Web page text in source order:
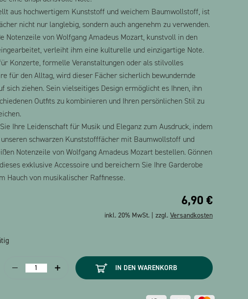
aus hochwertigem Kunststoff und weichem Baumwollstoff, ist
nicht nur langlebig, sondern auch angenehm zu verwenden.
Notenzeile von Wolfgang Amadeus Mozart, kunstvoll in den
verleiht ihm eine kulturelle und einzigartige Note.
Konzerte, formelle Veranstaltungen oder als stilvolles
für den Alltag, wird dieser Fächer sicherlich bewundernde
sich ziehen. Sein vielseitiges Design ermöglicht es Ihnen, ihn
Outfits zu kombinieren und Ihren persönlichen Stil zu
Ihre Leidenschaft für Musik und Eleganz zum Ausdruck, indem
schwarzen Kunststofffächer mit Baumwollstoff und
Notenzeile von Wolfgang Amadeus Mozart bestellen. Gönnen
exklusive Accessoire und bereichern Sie Ihre Garderobe
Hauch von musikalischer Raffinesse.
6,90 €
inkl. 20% MwSt. | zzgl. Versandkosten
Fächer
IN DEN WARENKORB